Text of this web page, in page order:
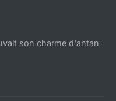
son charme d'antan